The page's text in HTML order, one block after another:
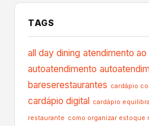
TAGS
all day dining atendimento ao
autoatendimento
bareserestaurantes cardápio
cardápio digital cardápio
restaurante como organizar estoque